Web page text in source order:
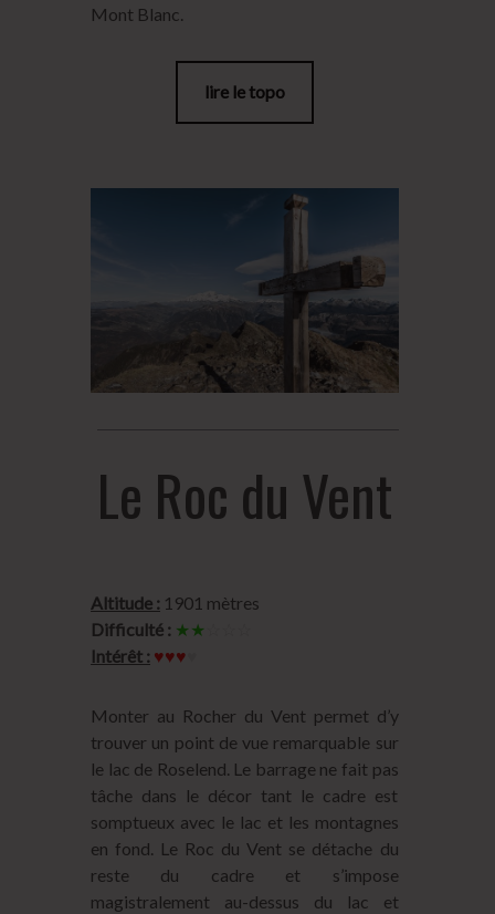
Mont Blanc.
lire le topo
Le Roc du Vent
Altitude : 1901 mètres
Difficulté : ★★
Intérêt : ♥♥♥
Monter au Rocher du Vent permet d’y
trouver un point de vue remarquable sur
le lac de Roselend. Le barrage ne fait pas
tâche dans le décor tant le cadre est
somptueux avec le lac et les montagnes
en fond. Le Roc du Vent se détache du
reste du cadre et s’impose
magistralement au-dessus du lac et